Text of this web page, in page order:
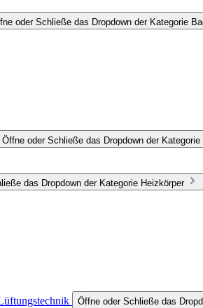
oder Schließe das Dropdown der Kategorie
Öffne oder Schließe das Dropdown der
das Dropdown der Kategorie Heizkörper
Öffne oder Schließe das